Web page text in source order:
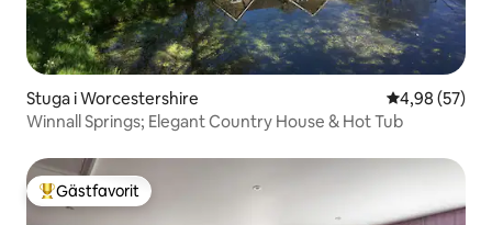
Stuga i Worcestershire 4,98 av 5 i
4,98 (57)
Winnall Springs; Elegant Country House & Hot Tub
Populär gästfavorit
Gästfavorit